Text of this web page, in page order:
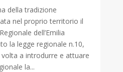
della tradizione
nel proprio territorio il
dell’Emilia
la legge regionale n.10,
a introdurre e attuare
la...